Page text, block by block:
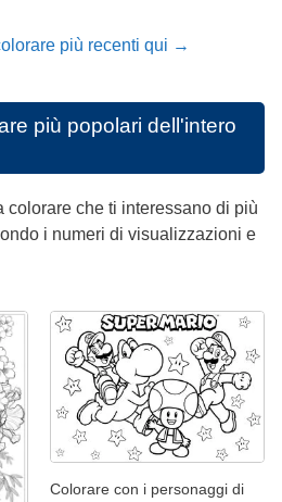
più recenti qui →
più popolari dell'intero
colorare che ti interessano di più
i numeri di visualizzazioni e
Colorare con i personaggi di